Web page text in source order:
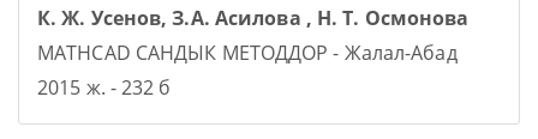
К. Ж. Усенов, З.А. Асилова , Н. Т. Осмонова
MATHCAD САНДЫК МЕТОДДОР - Жалал-Абад
2015 ж. - 232 б